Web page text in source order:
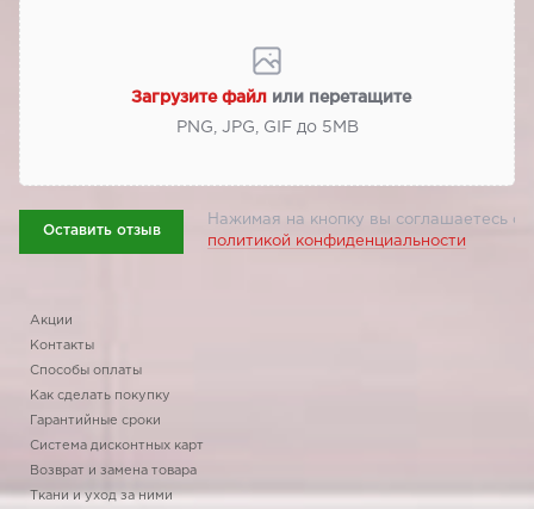
Загрузите файл или перетащите
PNG, JPG, GIF до 5МВ
Оставить отзыв
Нажимая на кнопку вы соглашаетесь с
политикой конфиденциальности
Акции
Контакты
Способы оплаты
Как сделать покупку
Гарантийные сроки
Система дисконтных карт
Возврат и замена товара
Ткани и уход за ними